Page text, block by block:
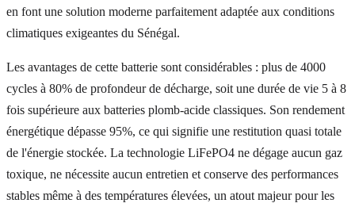
en font une solution moderne parfaitement adaptée aux conditions
climatiques exigeantes du Sénégal.
Les avantages de cette batterie sont considérables : plus de 4000
cycles à 80% de profondeur de décharge, soit une durée de vie 5 à 8
fois supérieure aux batteries plomb-acide classiques. Son rendement
énergétique dépasse 95%, ce qui signifie une restitution quasi totale
de l'énergie stockée. La technologie LiFePO4 ne dégage aucun gaz
toxique, ne nécessite aucun entretien et conserve des performances
stables même à des températures élevées, un atout majeur pour les